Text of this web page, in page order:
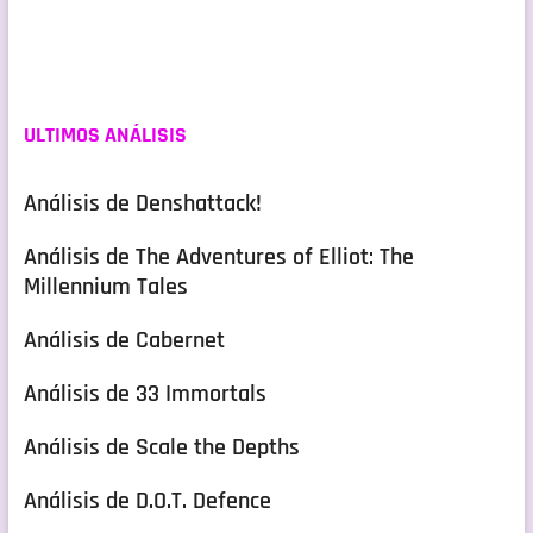
ULTIMOS ANÁLISIS
Análisis de Denshattack!
Análisis de The Adventures of Elliot: The
Millennium Tales
Análisis de Cabernet
Análisis de 33 Immortals
Análisis de Scale the Depths
Análisis de D.O.T. Defence